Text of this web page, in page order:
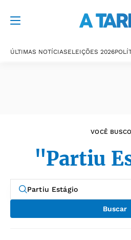
ÚLTIMAS NOTÍCIASELEIÇÕES 2026
VOCÊ
"Partiu
Buscar